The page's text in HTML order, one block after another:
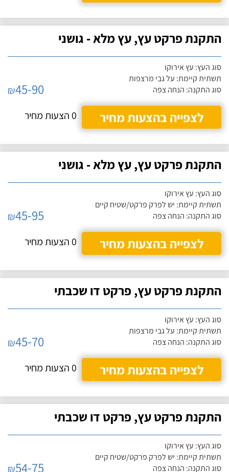
התקנת פרקט עץ, עץ מלא - גושני
סוג העץ: עץ אירוקו
תשתית קיימת: על גבי מרצפות
סוג התקנה: הנחה צפה
₪45-90
לצפייה בהצעות מחיר
0 הצעות מחיר
התקנת פרקט עץ, עץ מלא - גושני
סוג העץ: עץ אירוקו
תשתית קיימת: יש לפרק פרקט/שטיח קיים
סוג התקנה: הנחה צפה
₪45-95
לצפייה בהצעות מחיר
0 הצעות מחיר
התקנת פרקט עץ, פרקט דו שכבתי
סוג העץ: עץ אירוקו
תשתית קיימת: על גבי מרצפות
סוג התקנה: הנחה צפה
₪45-70
לצפייה בהצעות מחיר
0 הצעות מחיר
התקנת פרקט עץ, פרקט דו שכבתי
סוג העץ: עץ אירוקו
תשתית קיימת: יש לפרק פרקט/שטיח קיים
סוג התקנה: הנחה צפה
₪54-75